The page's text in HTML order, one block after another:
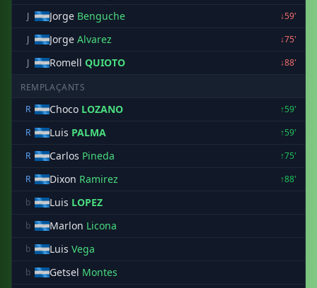
J
Jorge Benguche
↓59'
J
Jorge Alvarez
↓75'
J
Romell QUIOTO ↓88'
REMPLAÇANTS
R
Choco LOZANO
↑59'
R
Luis PALMA
↑59'
R
Carlos Pineda
↑75'
R
Dixon Ramirez
↑88'
b
Luis LOPEZ
b Marlon Licona
b Luis Vega
b Getsel Montes